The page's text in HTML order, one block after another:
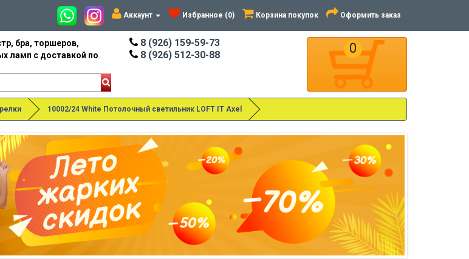
Аккаунт Избранное (0) Корзина покупок Оформить заказ
бра, торшеров,
ламп с доставкой по
8 (926) 159-59-73
8 (926) 512-30-88
0
10002/24 White Потолочный светильник LOFT IT Axel